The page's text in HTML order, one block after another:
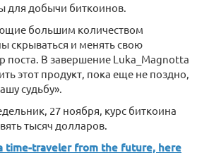
добычи биткоинов.
большим количеством
скрываться и менять свою
поста. В завершение Luka_Magnotta
этот продукт, пока еще не поздно,
судьбу».
27 ноября, курс биткоина
тысяч долларов.
time-traveler from the future, here